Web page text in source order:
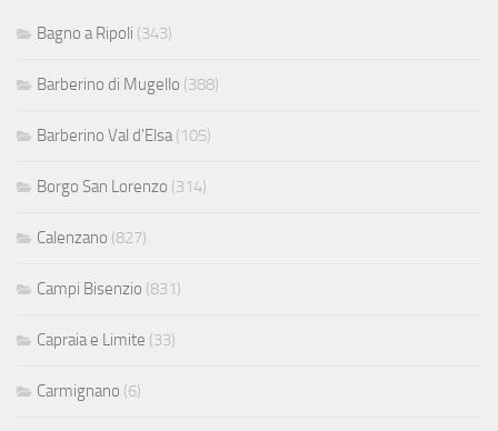
Bagno a Ripoli (343)
Barberino di Mugello (388)
Barberino Val d'Elsa(105)
Borgo San Lorenzo (314)
Calenzano (827)
Campi Bisenzio (831)
Capraia e Limite (33)
Carmignano (6)